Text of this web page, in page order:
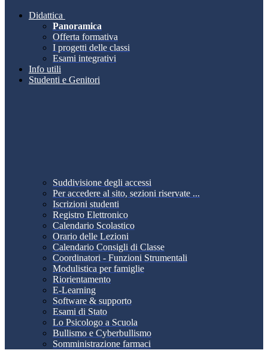
Didattica
Panoramica
Offerta formativa
I progetti delle classi
Esami integrativi
Info utili
Studenti e Genitori
Suddivisione degli accessi
Per accedere al sito, sezioni riservate ...
Iscrizioni studenti
Registro Elettronico
Calendario Scolastico
Orario delle Lezioni
Calendario Consigli di Classe
Coordinatori - Funzioni Strumentali
Modulistica per famiglie
Riorientamento
E-Learning
Software & supporto
Esami di Stato
Lo Psicologo a Scuola
Bullismo e Cyberbullismo
Somministrazione farmaci